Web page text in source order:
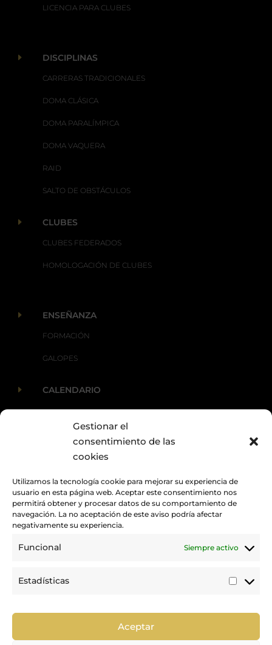
Gestionar el
consentimiento de las
cookies
Utilizamos la tecnología cookie para mejorar su experiencia de
usuario en esta página web. Aceptar este consentimiento nos
permitirá obtener y procesar datos de su comportamiento de
navegación. La no aceptación de este aviso podría afectar
negativamente su experiencia.
Funcional Siempre activo
Estadísticas
Aceptar
LICENCIA PARA CLUBES
E DISCIPLINAS
CARRERAS TRADICIONALES
DOMA CLÁSICA
DOMA PARALÍMPICA
DOMA VAQUERA
RAID
SALTO DE OBSTÁCULOS
E CLUBES
CLUBES FEDERADOS
HOMOLOGACIÓN DE CLUBES
E ENSEÑANZA
FORMACIÓN
GALOPES
E CALENDARIO
ACTUALIDAD
Promovemos y desarrollamos la práctica de la hípica en Canarias.